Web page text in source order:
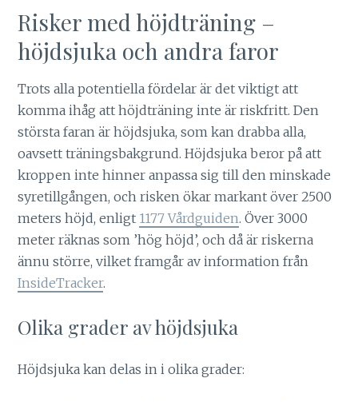
Risker med höjdträning –
höjdsjuka och andra faror
Trots alla potentiella fördelar är det viktigt att
komma ihåg att höjdträning inte är riskfritt. Den
största faran är höjdsjuka, som kan drabba alla,
oavsett träningsbakgrund. Höjdsjuka beror på att
kroppen inte hinner anpassa sig till den minskade
syretillgången, och risken ökar markant över 2500
meters höjd, enligt 1177 Vårdguiden. Över 3000
meter räknas som ’hög höjd’, och då är riskerna
ännu större, vilket framgår av information från
InsideTracker.
Olika grader av höjdsjuka
Höjdsjuka kan delas in i olika grader: